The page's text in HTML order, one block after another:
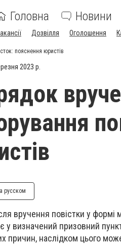
Головна Новини
Дозвілля Оголошення
пояснення юристів
2023 р.
русском
вручення повістки у формі
у визначений призовний
причин, наслідком цього